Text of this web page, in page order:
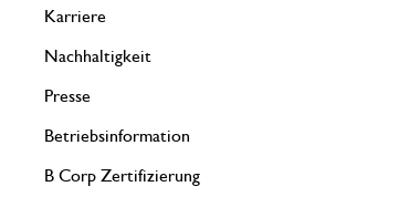
Karriere
Nachhaltigkeit
Presse
Betriebsinformation
B Corp Zertifizierung